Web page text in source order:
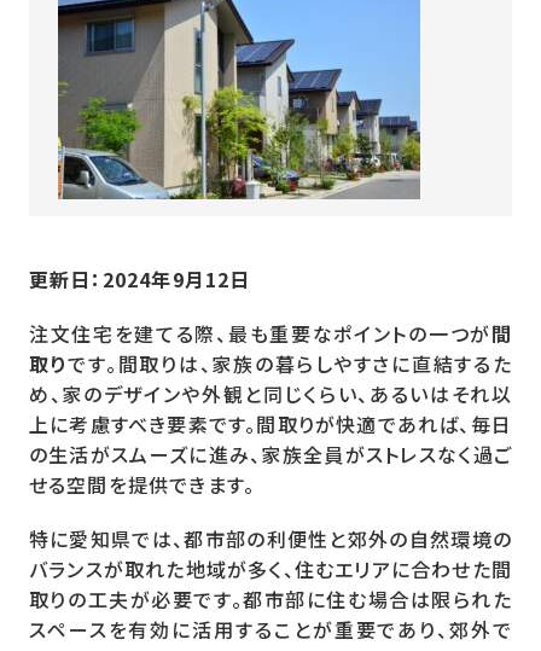
更新日：2024年9月12日
注文住宅を建てる際、最も重要なポイントの一つが間
取りです。間取りは、家族の暮らしやすさに直結するた
め、家のデザインや外観と同じくらい、あるいはそれ以
上に考慮すべき要素です。間取りが快適であれば、毎日
の生活がスムーズに進み、家族全員がストレスなく過ご
せる空間を提供できます。
特に愛知県では、都市部の利便性と郊外の自然環境の
バランスが取れた地域が多く、住むエリアに合わせた間
取りの工夫が必要です。都市部に住む場合は限られた
スペースを有効に活用することが重要であり、郊外で